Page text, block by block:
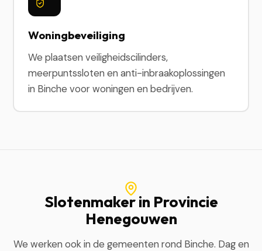
Woningbeveiliging
We plaatsen veiligheidscilinders,
meerpuntssloten en anti-inbraakoplossingen
in Binche voor woningen en bedrijven.
Slotenmaker in Provincie
Henegouwen
We werken ook in de gemeenten rond Binche. Dag en